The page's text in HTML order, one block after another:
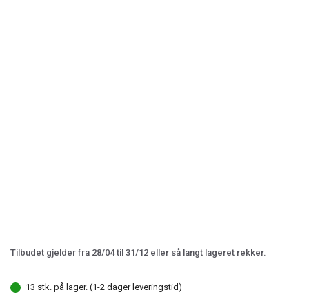
Tilbudet gjelder fra 28/04 til 31/12 eller så langt lageret rekker.
13 stk. på lager. (1-2 dager leveringstid)